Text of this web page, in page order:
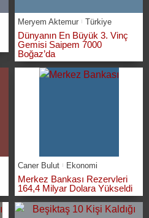
Meryem Aktemur Türkiye
Dünyanın En Büyük 3. Vinç
Gemisi Saipem 7000
Boğaz’da
Caner Bulut Ekonomi
Merkez Bankası Rezervleri
164,4 Milyar Dolara Yükseldi